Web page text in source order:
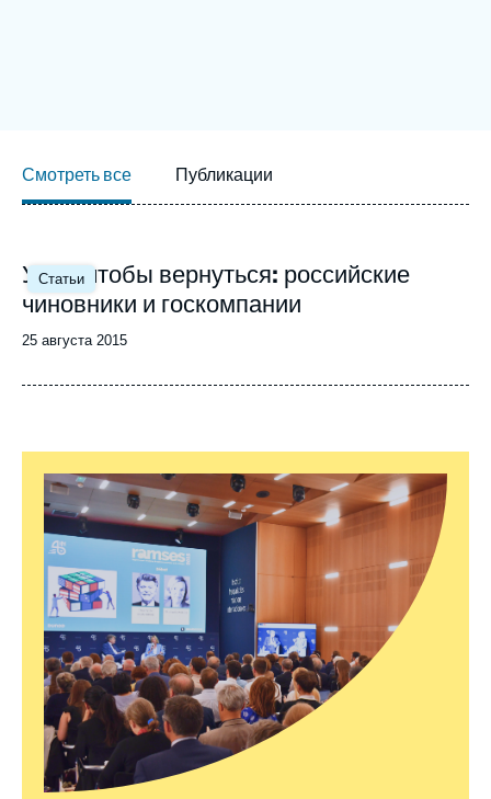
Смотреть все Публикации
Статьи
Уйти, чтобы вернуться: российские
чиновники и госкомпании
Date
publication
25 августа 2015